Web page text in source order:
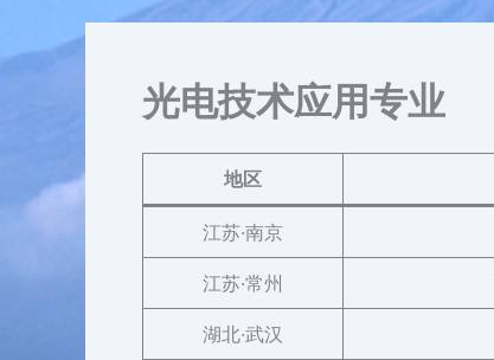
光电技术应用专业
地区
江苏·南京
江苏·常州
湖北·武汉